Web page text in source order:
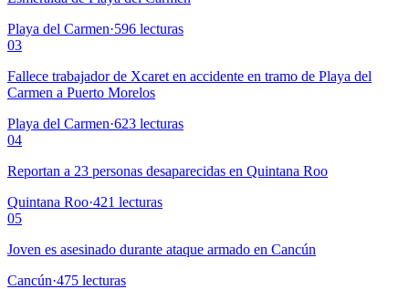
Playa del Carmen·596 lecturas
03
Fallece trabajador de Xcaret en accidente en tramo de Playa del
Carmen a Puerto Morelos
Playa del Carmen·623 lecturas
04
Reportan a 23 personas desaparecidas en Quintana Roo
Quintana Roo·421 lecturas
05
Joven es asesinado durante ataque armado en Cancún
Cancún·475 lecturas